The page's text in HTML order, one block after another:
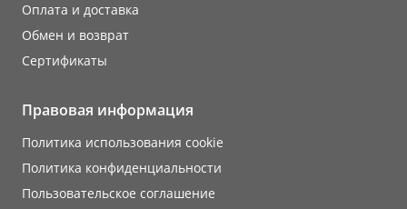
Оплата и доставка
Обмен и возврат
Сертификаты
Правовая информация
Политика использования cookie
Политика конфиденциальности
Пользовательское соглашение